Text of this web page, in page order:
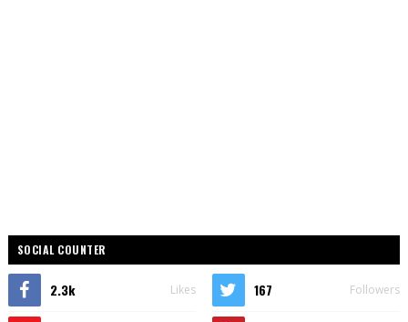
SOCIAL COUNTER
2.3k Likes 167 Followers